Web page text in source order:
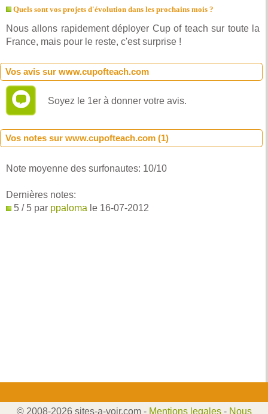
Quels sont vos projets d'évolution dans les prochains mois ?
Nous allons rapidement déployer Cup of teach sur toute la
France, mais pour le reste, c'est surprise !
Vos avis sur www.cupofteach.com
Soyez le 1er à donner votre avis.
Vos notes sur www.cupofteach.com (1)
Note moyenne des surfonautes: 10/10
Dernières notes:
5 / 5 par ppaloma le 16-07-2012
© 2008-2026 sites-a-voir.com - Mentions legales- Nous